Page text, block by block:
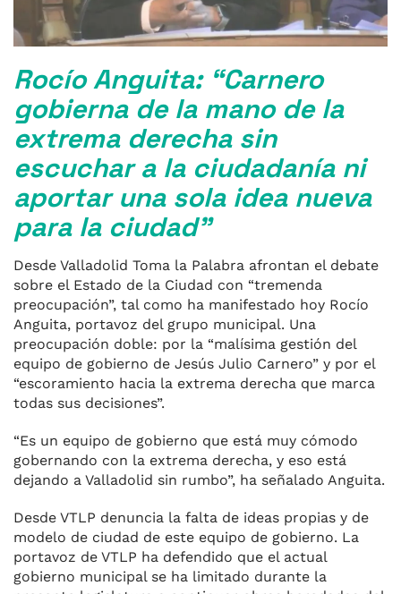
Rocío Anguita: “Carnero
gobierna de la mano de la
extrema derecha sin
escuchar a la ciudadanía ni
aportar una sola idea nueva
para la ciudad”
Desde Valladolid Toma la Palabra afrontan el debate
sobre el Estado de la Ciudad con “tremenda
preocupación”, tal como ha manifestado hoy Rocío
Anguita, portavoz del grupo municipal. Una
preocupación doble: por la “malísima gestión del
equipo de gobierno de Jesús Julio Carnero” y por el
“escoramiento hacia la extrema derecha que marca
todas sus decisiones”.
“Es un equipo de gobierno que está muy cómodo
gobernando con la extrema derecha, y eso está
dejando a Valladolid sin rumbo”, ha señalado Anguita.
Desde VTLP denuncia la falta de ideas propias y de
modelo de ciudad de este equipo de gobierno. La
portavoz de VTLP ha defendido que el actual
gobierno municipal se ha limitado durante la